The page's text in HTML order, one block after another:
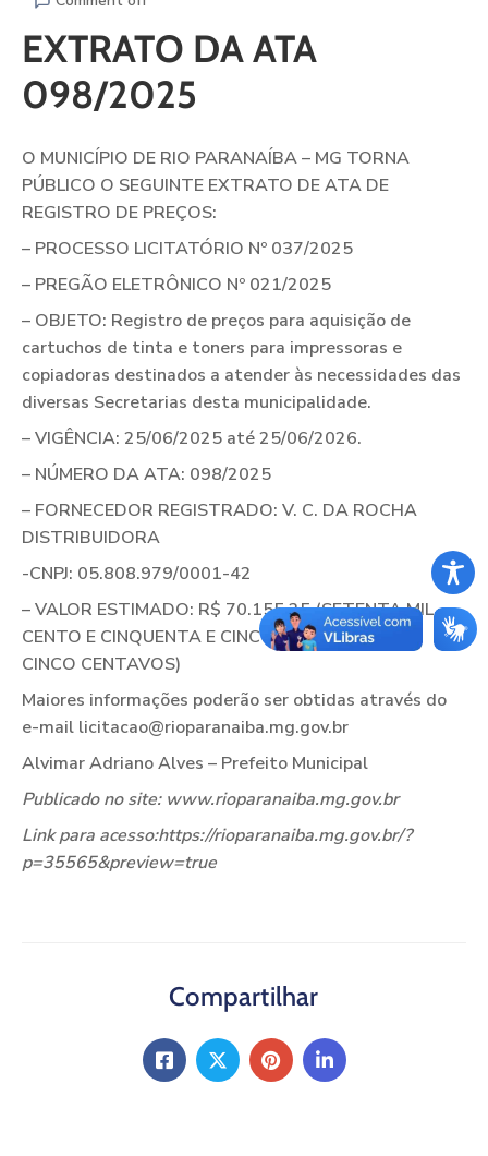
EXTRATO DA ATA
098/2025
O MUNICÍPIO DE RIO PARANAÍBA – MG TORNA
PÚBLICO O SEGUINTE EXTRATO DE ATA DE
REGISTRO DE PREÇOS:
– PROCESSO LICITATÓRIO Nº 037/2025
– PREGÃO ELETRÔNICO Nº 021/2025
– OBJETO: Registro de preços para aquisição de
cartuchos de tinta e toners para impressoras e
copiadoras destinados a atender às necessidades das
diversas Secretarias desta municipalidade.
– VIGÊNCIA: 25/06/2025 até 25/06/2026.
– NÚMERO DA ATA: 098/2025
– FORNECEDOR REGISTRADO: V. C. DA ROCHA
DISTRIBUIDORA
-CNPJ: 05.808.979/0001-42
– VALOR ESTIMADO: R$ 70.155,25 (SETENTA MIL,
CENTO E CINQUENTA E CINCO REAIS E VINTE E
CINCO CENTAVOS)
Maiores informações poderão ser obtidas através do
e-mail licitacao@rioparanaiba.mg.gov.br
Alvimar Adriano Alves – Prefeito Municipal
Publicado no site: www.rioparanaiba.mg.gov.br
Link para acesso:https://rioparanaiba.mg.gov.br/?
p=35565&preview=true
Compartilhar